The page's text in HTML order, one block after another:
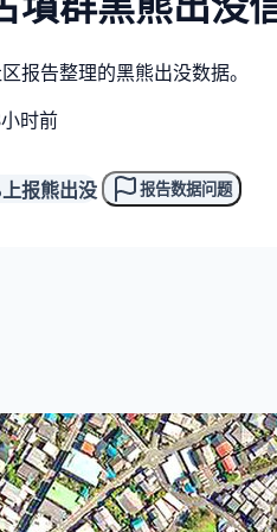
报告整理的黑熊出没数据。
时前
上报熊出没 报告数据问题